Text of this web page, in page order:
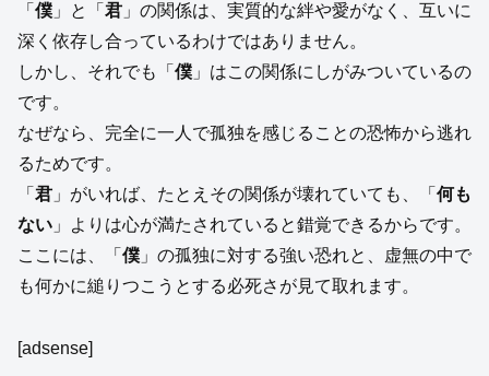
「 僕 」と「 君 」の関係は、実質的な絆や愛がなく、互いに
深く依存し合っているわけではありません。
しかし、それでも「 僕 」はこの関係にしがみついているの
です。
なぜなら、完全に一人で孤独を感じることの恐怖から逃れ
るためです。
「 君 」がいれば、たとえその関係が壊れていても、「 何も
ない 」よりは心が満たされていると錯覚できるからです。
ここには、「 僕 」の孤独に対する強い恐れと、虚無の中で
も何かに縋りつこうとする必死さが見て取れます。
[adsense]